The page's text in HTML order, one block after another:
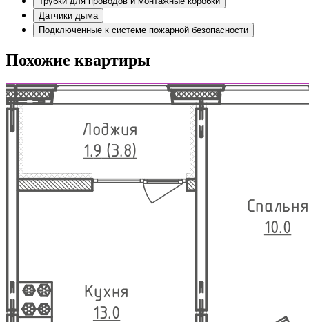
Датчики дыма
Подключенные к системе пожарной безопасности
Похожие квартиры